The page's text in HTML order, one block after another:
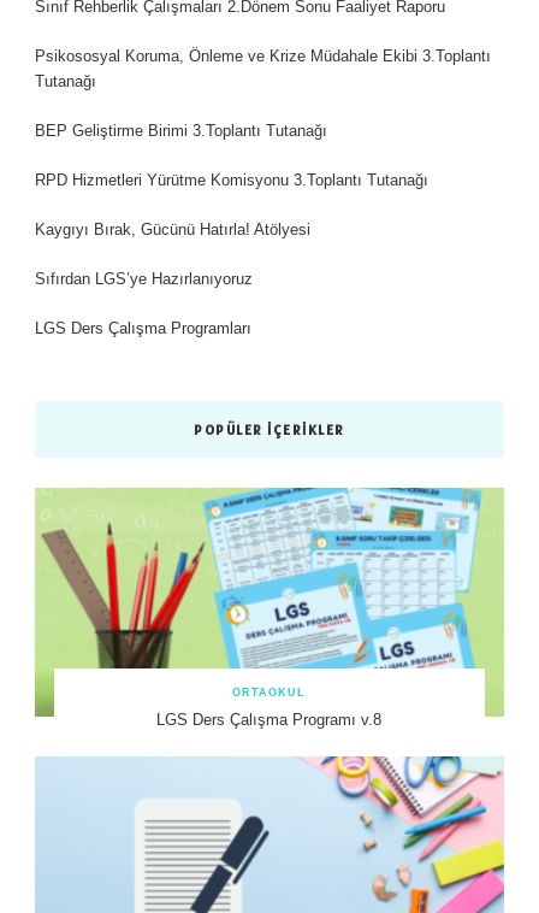
Sınıf Rehberlik Çalışmaları 2.Dönem Sonu Faaliyet Raporu
Psikososyal Koruma, Önleme ve Krize Müdahale Ekibi 3.Toplantı
Tutanağı
BEP Geliştirme Birimi 3.Toplantı Tutanağı
RPD Hizmetleri Yürütme Komisyonu 3.Toplantı Tutanağı
Kaygıyı Bırak, Gücünü Hatırla! Atölyesi
Sıfırdan LGS’ye Hazırlanıyoruz
LGS Ders Çalışma Programları
POPÜLER İÇERIKLER
ORTAOKUL
LGS Ders Çalışma Programı v.8